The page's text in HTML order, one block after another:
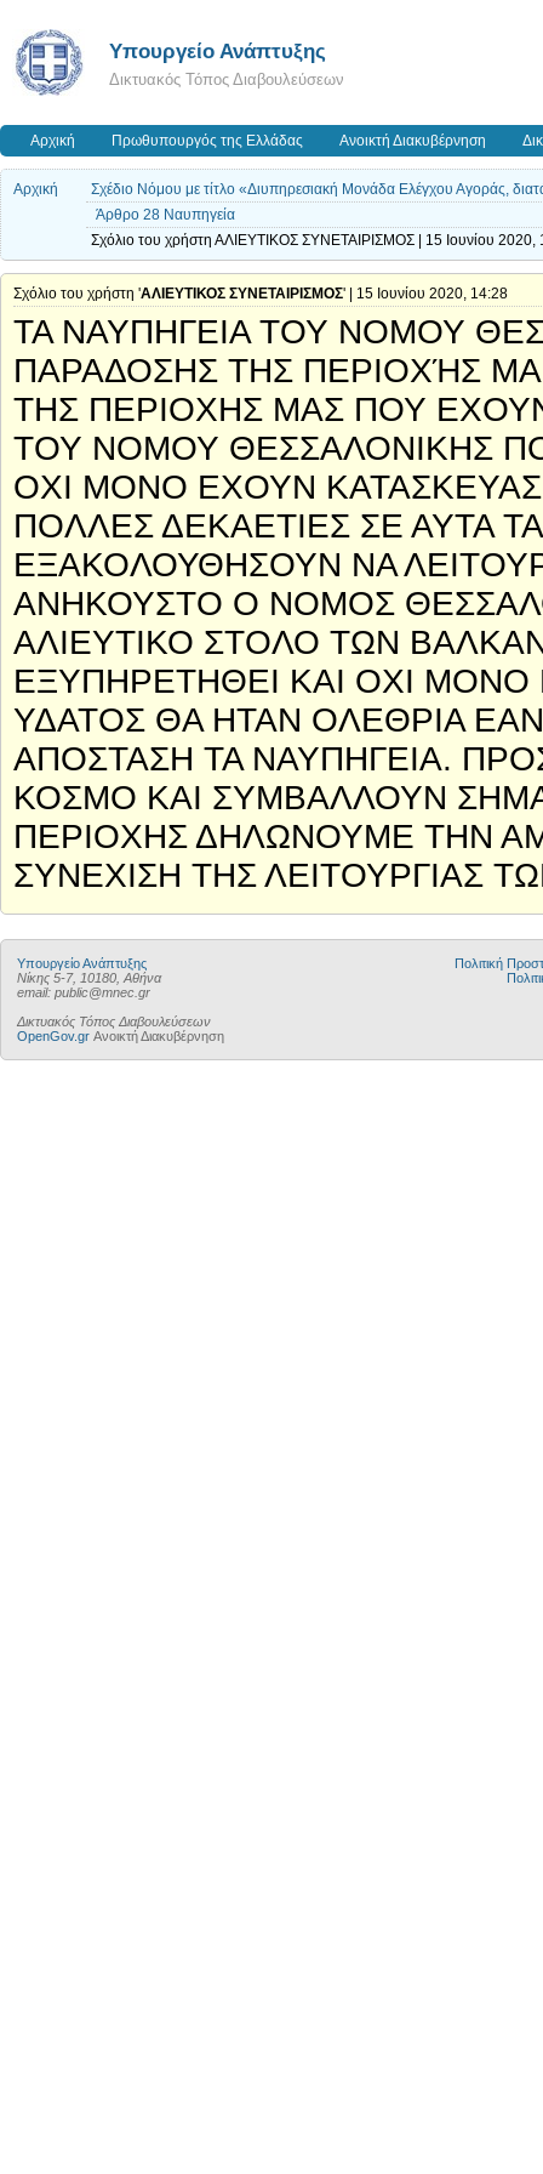
Υπουργείο Ανάπτυξης
Δικτυακός Τόπος Διαβουλεύσεων
Αρχική Πρωθυπουργός της Ελλάδας Ανοικτή Διακυβέρνηση
Αρχική
Σχέδιο Νόμου με τίτλο «Διυπηρεσιακή Μονάδα Ελέγχου Αγοράς,
Άρθρο 28 Ναυπηγεία
Σχόλιο του χρήστη ΑΛΙΕΥΤΙΚΟΣ ΣΥΝΕΤΑΙΡΙΣΜΟΣ | 15 Ιουνίου 2020,
Σχόλιο του χρήστη 'ΑΛΙΕΥΤΙΚΟΣ ΣΥΝΕΤΑΙΡΙΣΜΟΣ' | 15 Ιουνίου 2020, 14:28
ΤΑ ΝΑΥΠΗΓΕΙΑ ΤΟΥ ΝΟΜΟΥ
ΠΑΡΑΔΟΣΗΣ ΤΗΣ ΠΕΡΙΟΧΉΣ
ΤΗΣ ΠΕΡΙΟΧΗΣ ΜΑΣ ΠΟΥ
ΤΟΥ ΝΟΜΟΥ ΘΕΣΣΑΛΟΝΙΚΗΣ
ΟΧΙ ΜΟΝΟ ΕΧΟΥΝ
ΠΟΛΛΕΣ ΔΕΚΑΕΤΙΕΣ ΣΕ ΑΥΤΑ
ΕΞΑΚΟΛΟΥΘΗΣΟΥΝ ΝΑ
ΑΝΗΚΟΥΣΤΟ Ο ΝΟΜΟΣ
ΑΛΙΕΥΤΙΚΟ ΣΤΟΛΟ ΤΩΝ
ΕΞΥΠΗΡΕΤΗΘΕΙ ΚΑΙ ΟΧΙ
ΥΔΑΤΟΣ ΘΑ ΗΤΑΝ ΟΛΕΘΡΙΑ
ΑΠΟΣΤΑΣΗ ΤΑ ΝΑΥΠΗΓΕΙΑ.
ΚΟΣΜΟ ΚΑΙ ΣΥΜΒΑΛΛΟΥΝ
ΠΕΡΙΟΧΗΣ ΔΗΛΩΝΟΥΜΕ ΤΗΝ
ΣΥΝΕΧΙΣΗ ΤΗΣ ΛΕΙΤΟΥΡΓΙΑΣ
Υπουργείο Ανάπτυξης
Νίκης 5-7, 10180, Αθήνα
email: public@mnec.gr
Δικτυακός Τόπος Διαβουλεύσεων
OpenGov.gr Ανοικτή Διακυβέρνηση
Πολιτική